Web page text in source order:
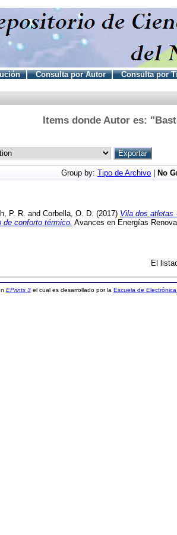
Consulta por Autor Consulta por
Items donde Autor es: "
Group by: Tipo de Archivo No
P. R. and Corbella, O. D. (2017) Vila dos atletas
conforto térmico. Avances en Energías
El
EPrints 3el cual es desarrollado por la Escuela de